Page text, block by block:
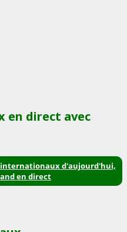
en direct avec
internationaux d'aujourd'hui,
en direct